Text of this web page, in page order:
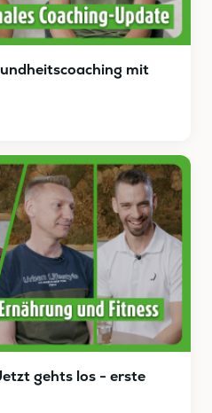
mit
gehts los - erste